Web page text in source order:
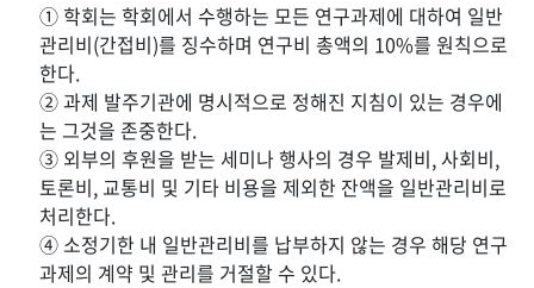
① 학회는 학회에서 수행하는 모든 연구과제에 대하여 일반
관리비(간접비)를 징수하며 연구비 총액의 10%를 원칙으로
한다.
② 과제 발주기관에 명시적으로 정해진 지침이 있는 경우에
는 그것을 존중한다.
③ 외부의 후원을 받는 세미나 행사의 경우 발제비, 사회비,
토론비, 교통비 및 기타 비용을 제외한 잔액을 일반관리비로
처리한다.
④ 소정기한 내 일반관리비를 납부하지 않는 경우 해당 연구
과제의 계약 및 관리를 거절할 수 있다.